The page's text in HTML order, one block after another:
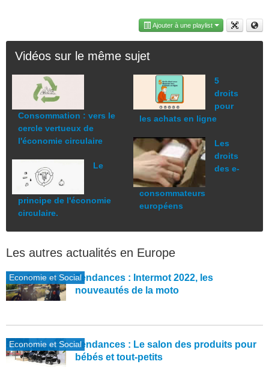
Ajouter à une playlist
Vidéos sur le même sujet
Consommation : vers le
cercle vertueux de
l'économie circulaire
Le
principe de l'économie
circulaire.
5
droits
pour
les achats en ligne
Les
droits
des e-
consommateurs
européens
Les autres actualités en Europe
Economie et SocialTendances : Intermot 2022, les
nouveautés de la moto
Economie et SocialTendances : Le salon des produits pour
bébés et tout-petits